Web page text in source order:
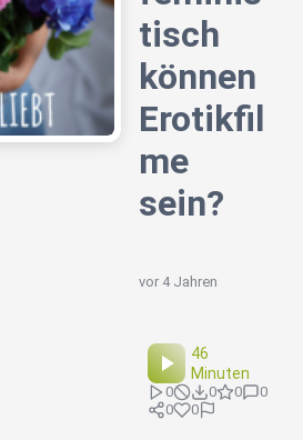
tisch
können
Erotikfil
me
sein?
vor 4 Jahren
46
Minuten
0 0 0
0
0
0